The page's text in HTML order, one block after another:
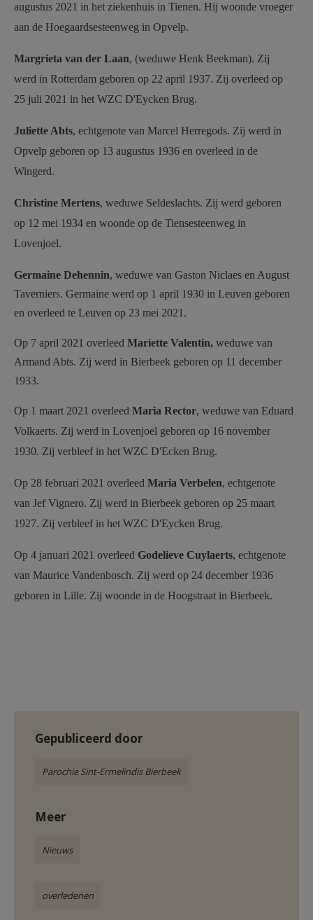
augustus 2021 in het ziekenhuis in Tienen. Hij woonde vroeger
aan de Hoegaardsesteenweg in Opvelp.
Margrieta van der Laan, (weduwe Henk Beekman). Zij
werd in Rotterdam geboren op 22 april 1937. Zij overleed op
25 juli 2021 in het WZC D'Eycken Brug.
Juliette Abts, echtgenote van Marcel Herregods. Zij werd in
Opvelp geboren op 13 augustus 1936 en overleed in de
Wingerd.
Christine Mertens, weduwe Seldeslachts. Zij werd geboren
op 12 mei 1934 en woonde op de Tiensesteenweg in
Lovenjoel.
Germaine Dehennin, weduwe van Gaston Niclaes en August
Taverniers. Germaine werd op 1 april 1930 in Leuven geboren
en overleed te Leuven op 23 mei 2021.
Op 7 april 2021 overleed Mariette Valentin, weduwe van
Armand Abts. Zij werd in Bierbeek geboren op 11 december
1933.
Op 1 maart 2021 overleed Maria Rector, weduwe van Eduard
Volkaerts. Zij werd in Lovenjoel geboren op 16 november
1930. Zij verbleef in het WZC D'Ecken Brug.
Op 28 februari 2021 overleed Maria Verbelen, echtgenote
van Jef Vignero. Zij werd in Bierbeek geboren op 25 maart
1927. Zij verbleef in het WZC D'Eycken Brug.
Op 4 januari 2021 overleed Godelieve Cuylaerts, echtgenote
van Maurice Vandenbosch. Zij werd op 24 december 1936
geboren in Lille. Zij woonde in de Hoogstraat in Bierbeek.
Gepubliceerd door
Parochie Sint-Ermelindis Bierbeek
Meer
Nieuws
overledenen